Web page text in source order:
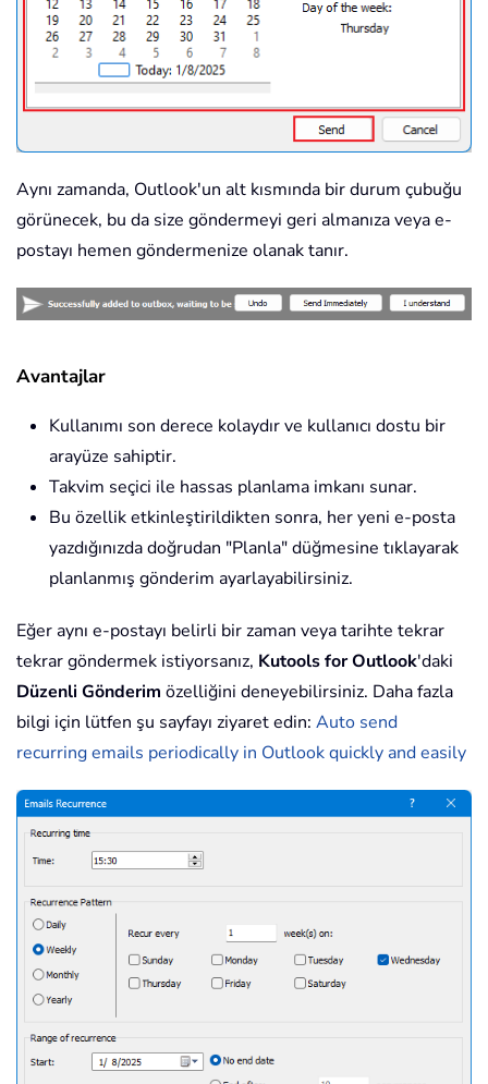
Aynı zamanda, Outlook'un alt kısmında bir durum çubuğu
görünecek, bu da size göndermeyi geri almanıza veya e-
postayı hemen göndermenize olanak tanır.
Avantajlar
Kullanımı son derece kolaydır ve kullanıcı dostu bir
arayüze sahiptir.
Takvim seçici ile hassas planlama imkanı sunar.
Bu özellik etkinleştirildikten sonra, her yeni e-posta
yazdığınızda doğrudan "Planla" düğmesine tıklayarak
planlanmış gönderim ayarlayabilirsiniz.
Eğer aynı e-postayı belirli bir zaman veya tarihte tekrar
tekrar göndermek istiyorsanız, Kutools for Outlook'daki
Düzenli Gönderim özelliğini deneyebilirsiniz. Daha fazla
bilgi için lütfen şu sayfayı ziyaret edin: Auto send
recurring emails periodically in Outlook quickly and easily